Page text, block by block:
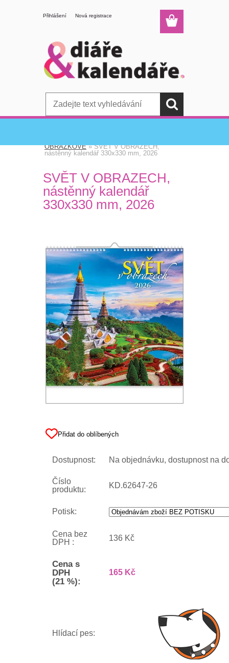
Přihlášení Nová registrace
OBRÁZKOVÉ » SVĚT V OBRAZECH,
nástěnný kalendář 330x330 mm, 2026
SVĚT V OBRAZECH,
nástěnný kalendář
330x330 mm, 2026
Přidat do oblíbených
Dostupnost: Na objednávku, dostupnost na
Číslo
produktu:
KD.62647-26
Potisk:
Cena bez
DPH :
136 Kč
Cena s
DPH
(21 %):
165 Kč
Hlídací pes: